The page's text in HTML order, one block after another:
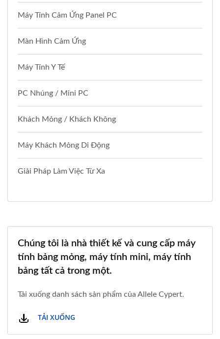
Máy Tính Cảm Ứng Panel PC
Màn Hình Cảm Ứng
Máy Tính Y Tế
PC Nhúng / Mini PC
Khách Mỏng / Khách Không
Máy Khách Mỏng Di Động
Giải Pháp Làm Việc Từ Xa
Chúng tôi là nhà thiết kế và cung cấp máy
tính bảng mỏng, máy tính mini, máy tính
bảng tất cả trong một.
Tải xuống danh sách sản phẩm của Allele Cypert.
TẢI XUỐNG